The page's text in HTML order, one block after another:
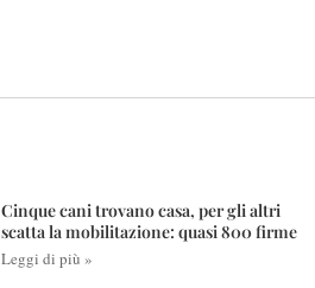
Cinque cani trovano casa, per gli altri
scatta la mobilitazione: quasi 800 firme
Leggi di più »